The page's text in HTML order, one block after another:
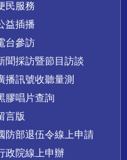
民服務
益插播
台參訪
聞採訪暨節目訪談
播訊號收聽量測
膠唱片查詢
言版
防部退伍令線上申請
政院線上申辦